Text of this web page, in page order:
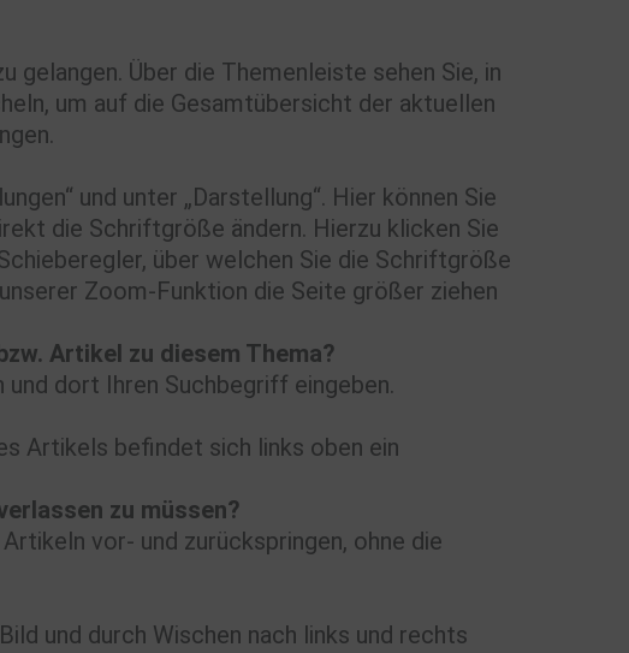
gelangen. Über die Themenleiste sehen Sie, in
um auf die Gesamtübersicht der aktuellen
und unter „Darstellung“. Hier können Sie
die Schriftgröße ändern. Hierzu klicken Sie
über welchen Sie die Schriftgröße
Zoom-Funktion die Seite größer ziehen
Artikel zu diesem Thema?
dort Ihren Suchbegriff eingeben.
Artikels befindet sich links oben ein
zu müssen?
vor- und zurückspringen, ohne die
und durch Wischen nach links und rechts